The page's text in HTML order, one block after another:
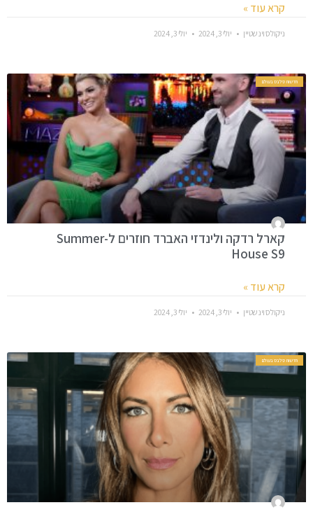
קרא עוד »
ניקולס וינשטיין יולי 3, 2024 יולי 3, 2024
חדשות סלבס בעולם
קארל רדקה ולינדזי האברד חוזרים ל-Summer
House S9
קרא עוד »
ניקולס וינשטיין יולי 3, 2024 יולי 3, 2024
חדשות סלבס בעולם